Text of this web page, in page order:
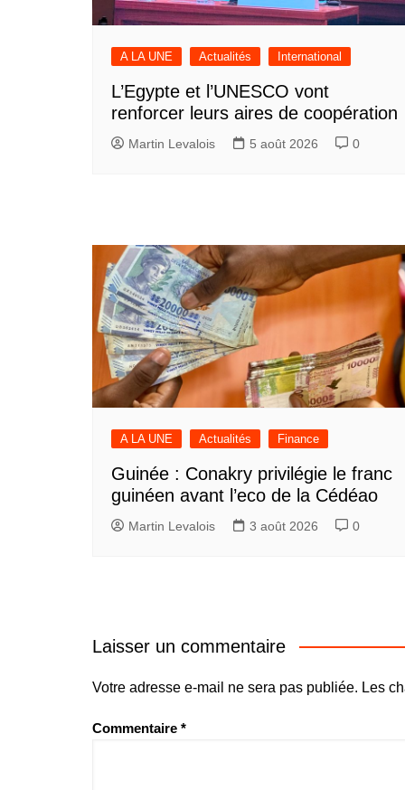
A LA UNE Actualités International
L’Egypte et l’UNESCO vont
renforcer leurs aires de coopération
Martin Levalois 5 août 2026 0
A LA UNE Actualités Finance
Guinée : Conakry privilégie le franc
guinéen avant l’eco de la Cédéao
Martin Levalois 3 août 2026 0
Laisser un commentaire
Votre adresse e-mail ne sera pas publiée. Les
Commentaire *